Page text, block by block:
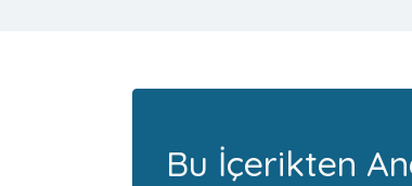
Bu İçerikten